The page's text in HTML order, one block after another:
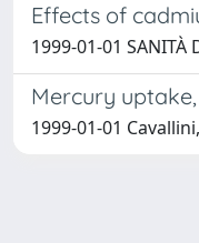
Effects of
1999-01-01
Mercury
1999-01-01